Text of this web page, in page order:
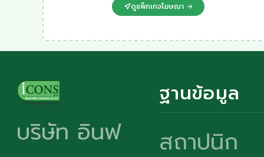
ดูแพ็กเกจโฆษณา →
บริษัท อินฟ
ฐานข้อมูล
สถาปนิก